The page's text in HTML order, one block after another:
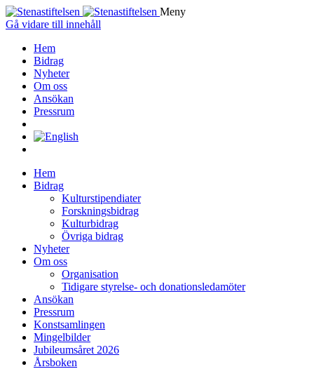
Meny
Gå vidare till innehåll
Hem
Bidrag
Nyheter
Om oss
Ansökan
Pressrum
Hem
Bidrag
Kulturstipendiater
Forskningsbidrag
Kulturbidrag
Övriga bidrag
Nyheter
Om oss
Organisation
Tidigare styrelse- och donationsledamöter
Ansökan
Pressrum
Konstsamlingen
Mingelbilder
Jubileumsåret 2026
Årsboken